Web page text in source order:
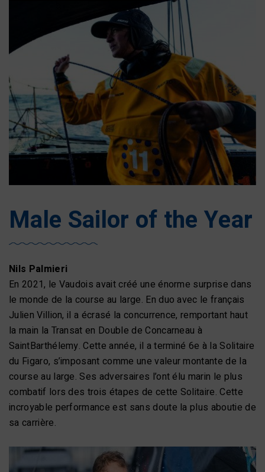
Male Sailor of the Year
Nils Palmieri
En 2021, le Vaudois avait créé une énorme surprise dans
le monde de la course au large. En duo avec le français
Julien Villion, il a écrasé la concurrence, remportant haut
la main la Transat en Double de Concarneau à
SaintBarthélemy. Cette année, il a terminé 6e à la Solitaire
du Figaro, s’imposant comme une valeur montante de la
course au large. Ses adversaires l’ont élu marin le plus
combatif lors des trois étapes de cette Solitaire. Cette
incroyable performance est sans doute la plus aboutie de
sa carrière.